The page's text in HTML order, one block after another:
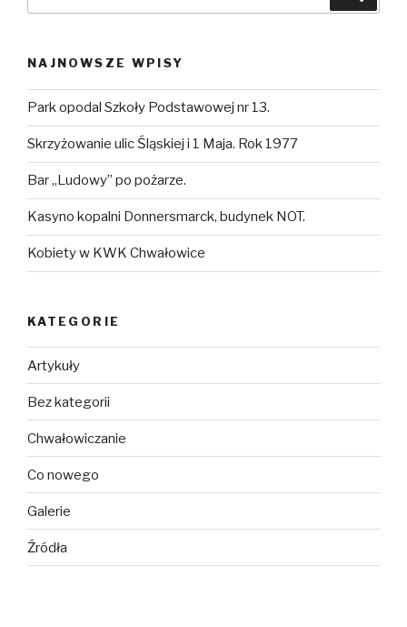
NAJNOWSZE WPISY
Park opodal Szkoły Podstawowej nr 13.
Skrzyżowanie ulic Śląskiej i 1 Maja. Rok 1977
Bar „Ludowy” po pożarze.
Kasyno kopalni Donnersmarck, budynek NOT.
Kobiety w KWK Chwałowice
KATEGORIE
Artykuły
Bez kategorii
Chwałowiczanie
Co nowego
Galerie
Źródła